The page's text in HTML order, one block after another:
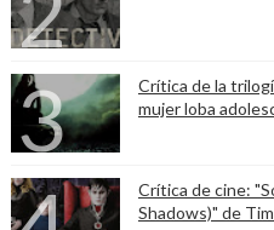
Crítica de la
mujer loba
Crítica de cine:
Shadows)" de